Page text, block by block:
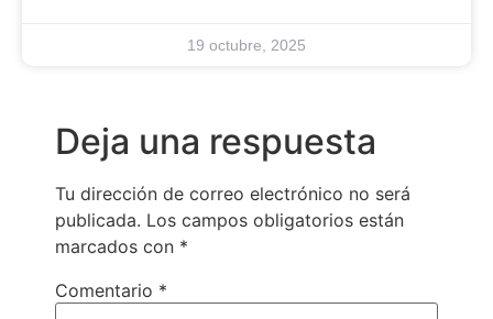
19 octubre, 2025
Deja una respuesta
Tu dirección de correo electrónico no será
publicada. Los campos obligatorios están
marcados con *
Comentario *